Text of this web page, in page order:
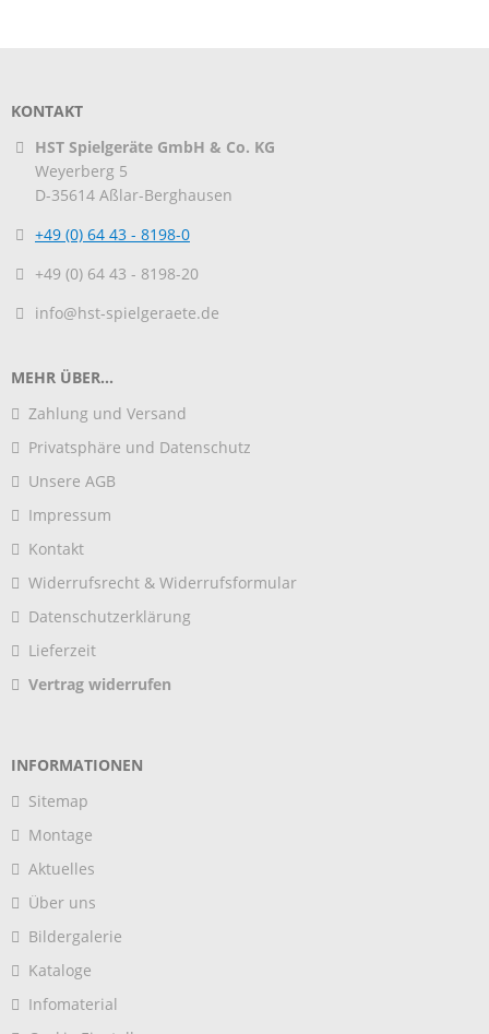
KONTAKT
HST Spielgeräte GmbH & Co. KG
Weyerberg 5
D-35614 Aßlar-Berghausen
+49 (0) 64 43 - 8198-0
+49 (0) 64 43 - 8198-20
info@hst-spielgeraete.de
MEHR ÜBER...
Zahlung und Versand
Privatsphäre und Datenschutz
Unsere AGB
Impressum
Kontakt
Widerrufsrecht & Widerrufsformular
Datenschutzerklärung
Lieferzeit
Vertrag widerrufen
INFORMATIONEN
Sitemap
Montage
Aktuelles
Über uns
Bildergalerie
Kataloge
Infomaterial